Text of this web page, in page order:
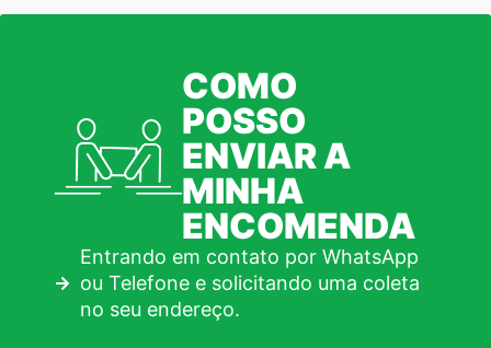
COMO
POSSO
ENVIAR A
MINHA
ENCOMENDA
Entrando em contato por WhatsApp
ou Telefone e solicitando uma coleta
no seu endereço.